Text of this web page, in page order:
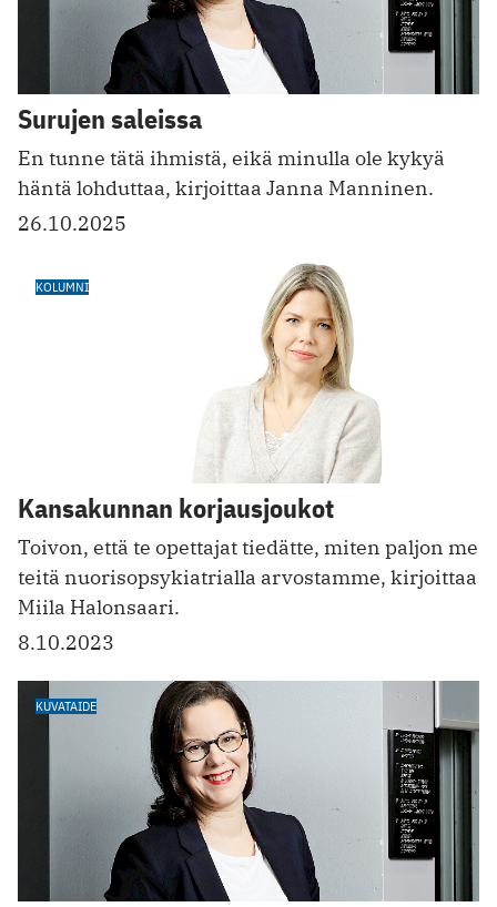
Surujen saleissa
En tunne tätä ihmistä, eikä minulla ole kykyä
häntä lohduttaa, kirjoittaa Janna Manninen.
26.10.2025
KOLUMNI
Kansakunnan korjausjoukot
Toivon, että te opettajat tiedätte, miten paljon me
teitä nuorisopsykiatrialla arvostamme, kirjoittaa
Miila Halonsaari.
8.10.2023
KUVATAIDE